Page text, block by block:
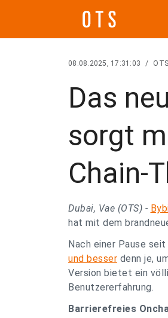
08.08.2025, 17:31:03 /
Das
sorgt
Chain-
Dubai, Vae (OTS) -
hat mit dem
Nach einer Pause
und besser denn je,
Version bietet ein
Benutzererfahrung.
Barrierefreies